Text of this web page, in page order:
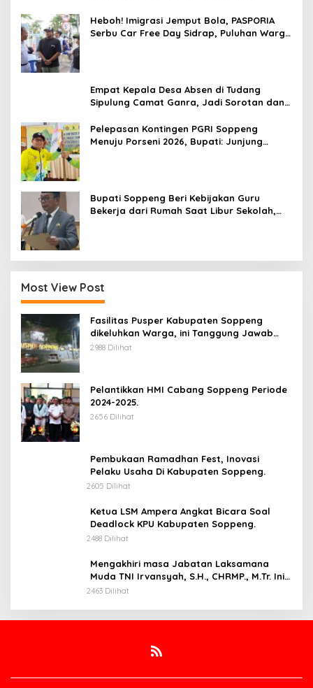
Heboh! Imigrasi Jemput Bola, PASPORIA
Serbu Car Free Day Sidrap, Puluhan Warga
Empat Kepala Desa Absen di Tudang
Sipulung Camat Ganra, Jadi Sorotan dan
Pelepasan Kontingen PGRI Soppeng
Menuju Porseni 2026, Bupati: Junjung
Bupati Soppeng Beri Kebijakan Guru
Bekerja dari Rumah Saat Libur Sekolah,
Most View Post
Fasilitas Pusper Kabupaten Soppeng
dikeluhkan Warga, ini Tanggung Jawab
Siapa.
2988 Dilihat
Pelantikkan HMI Cabang Soppeng Periode
2024-2025.
2656 Dilihat
Pembukaan Ramadhan Fest, Inovasi
Pelaku Usaha Di Kabupaten Soppeng.
2605 Dilihat
Ketua LSM Ampera Angkat Bicara Soal
Deadlock KPU Kabupaten Soppeng.
2488 Dilihat
Mengakhiri masa Jabatan Laksamana
Muda TNI Irvansyah, S.H., CHRMP., M.Tr. Ini
Pesannya.
2463 Dilihat